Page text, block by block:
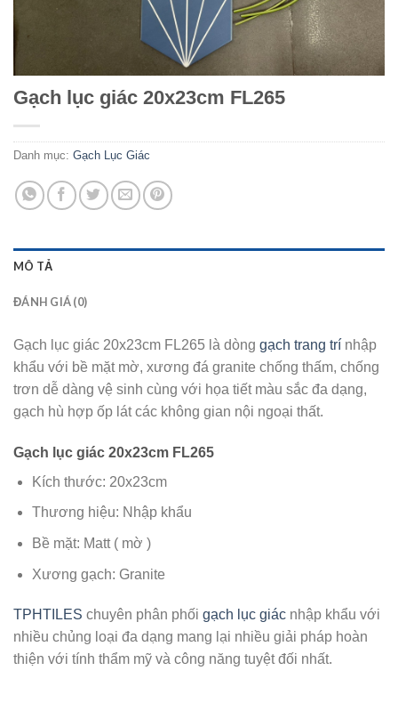
Gạch lục giác 20x23cm FL265
Danh mục: Gạch Lục Giác
MÔ TẢ
ĐÁNH GIÁ (0)
Gạch lục giác 20x23cm FL265 là dòng gạch trang trí nhập
khẩu với bề mặt mờ, xương đá granite chống thấm, chống
trơn dễ dàng vệ sinh cùng với họa tiết màu sắc đa dạng,
gạch hù hợp ốp lát các không gian nội ngoại thất.
Gạch lục giác 20x23cm FL265
Kích thước: 20x23cm
Thương hiệu: Nhập khẩu
Bề mặt: Matt ( mờ )
Xương gạch: Granite
TPHTILES chuyên phân phối gạch lục giác nhập khẩu với
nhiều chủng loại đa dạng mang lại nhiều giải pháp hoàn
thiện với tính thẩm mỹ và công năng tuyệt đối nhất.